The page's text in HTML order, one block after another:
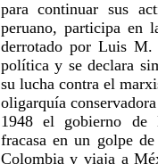
para continuar sus
peruano, participa en
derrotado por Luis M.
política y se declara
su lucha contra el
oligarquía
1948 el gobierno de
fracasa en un golpe
Colombia y viaja a